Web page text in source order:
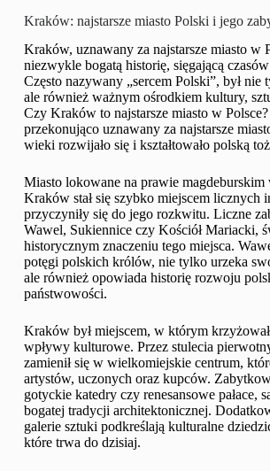
Kraków: najstarsze miasto Polski i jego
Kraków, uznawany za najstarsze miasto w
niezwykle bogatą historię, sięgającą
Często nazywany „sercem Polski”, był nie
ale również ważnym ośrodkiem kultury,
Czy Kraków to najstarsze miasto w
przekonująco uznawany za najstarsze
wieki rozwijało się i kształtowało polską
Miasto lokowane na prawie magdeburskim
Kraków stał się szybko miejscem licznych
przyczyniły się do jego rozkwitu. Liczne
Wawel, Sukiennice czy Kościół Mariacki,
historycznym znaczeniu tego miejsca.
potęgi polskich królów, nie tylko urzeka
ale również opowiada historię rozwoju
państwowości.
Kraków był miejscem, w którym
wpływy kulturowe. Przez stulecia
zamienił się w wielkomiejskie centrum,
artystów, uczonych oraz kupców.
gotyckie katedry czy renesansowe pałace,
bogatej tradycji architektonicznej.
galerie sztuki podkreślają kulturalne
które trwa do dzisiaj.